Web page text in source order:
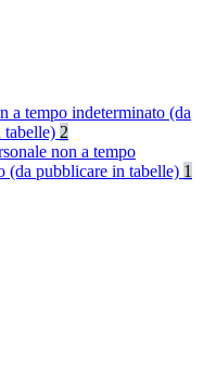
a tempo indeterminato (da
tabelle) 2
non a tempo
(da pubblicare in tabelle) 1